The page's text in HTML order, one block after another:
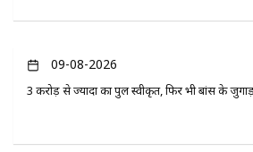
09-08-2026
3 करोड़ से ज्यादा का पुल स्वीकृत, फिर भी बांस के